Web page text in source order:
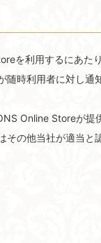
を利用するにあた
時利用者に対し通
Online Storeが
の他当社が適当